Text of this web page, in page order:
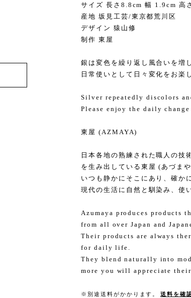
サイズ 長さ8.8cm 幅 1.9cm 高
産地 坂見工芸/東京都荒川区
デザイン 猿山修
制作 東屋
銀は変色を繰り返し風合いを増
日常使いとして日々変化をお楽
Silver repeatedly discolors
Please enjoy the daily
東屋 (AZMAYA)
日本各地の熟練された職人の技
を生み出している東屋 (あづまや
いつも静かにそこにあり、確か
現代の生活に自然と馴染み、使
Azumaya produces products
from all over Japan and
Their products are always
for daily life.
They blend naturally into
more you will appreciate
※別途送料がかかります。
送料を確